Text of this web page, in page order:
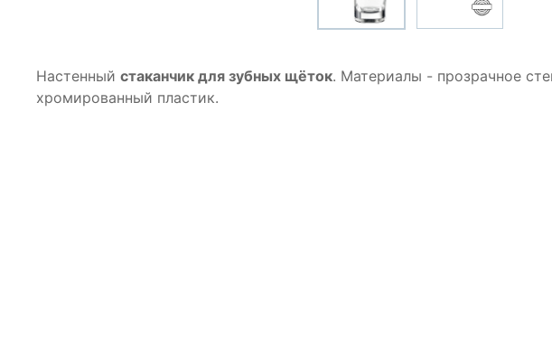
Настенный стаканчик для зубных щёток. Материалы - прозрачное
хромированный пластик.